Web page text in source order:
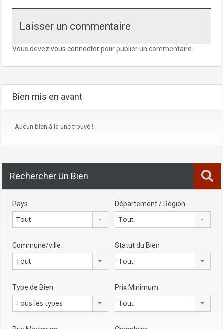
Laisser un commentaire
Vous devez vous connecterpour publier un commentaire.
Bien mis en avant
Aucun bien à la une trouvé !
Rechercher Un Bien
Pays
Tout
Département / Région
Tout
Commune/ville
Tout
Statut du Bien
Tout
Type de Bien
Tous les types
Prix Minimum
Tout